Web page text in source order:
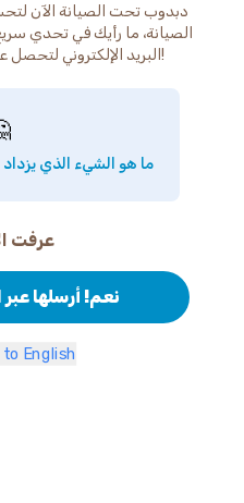
دبدوب تحت الصيانة الآن
الصيانة، ما رأيك في تحدي
البريد الإلكتروني لتحصل على خصم خاص من دبدوب!
ما هو الشيء الذي
عرفت
نعم! أرسلها عبر
English